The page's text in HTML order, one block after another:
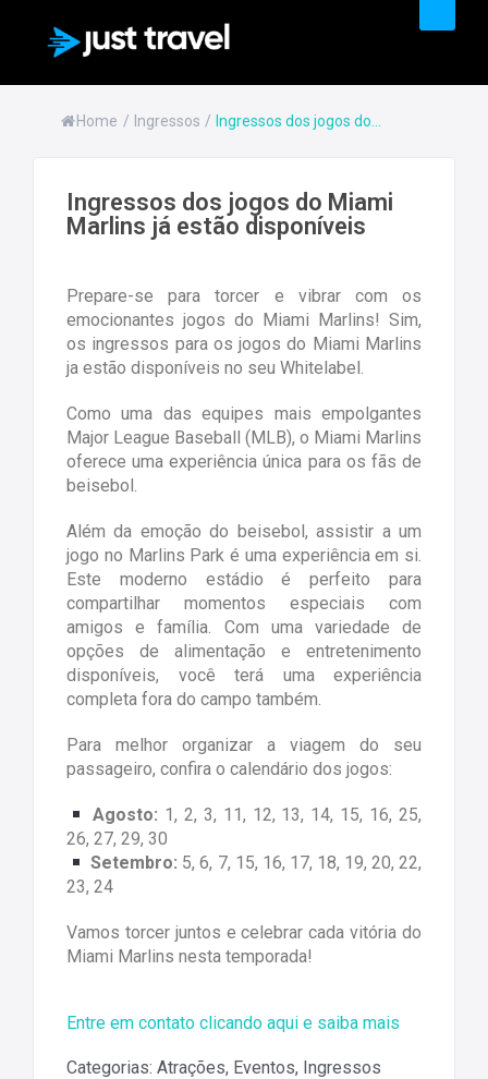
Home / Ingressos / Ingressos dos jogos do...
Ingressos dos jogos do Miami
Marlins já estão disponíveis
Prepare-se para torcer e vibrar com os
emocionantes jogos do Miami Marlins! Sim,
os ingressos para os jogos do Miami Marlins
ja estão disponíveis no seu Whitelabel.
Como uma das equipes mais empolgantes
Major League Baseball (MLB), o Miami Marlins
oferece uma experiência única para os fãs de
beisebol.
Além da emoção do beisebol, assistir a um
jogo no Marlins Park é uma experiência em si.
Este moderno estádio é perfeito para
compartilhar momentos especiais com
amigos e família. Com uma variedade de
opções de alimentação e entretenimento
disponíveis, você terá uma experiência
completa fora do campo também.
Para melhor organizar a viagem do seu
passageiro, confira o calendário dos jogos:
Agosto: 1, 2, 3, 11, 12, 13, 14, 15, 16, 25,
26, 27, 29, 30
Setembro: 5, 6, 7, 15, 16, 17, 18, 19, 20, 22,
23, 24
Vamos torcer juntos e celebrar cada vitória do
Miami Marlins nesta temporada!
Entre em contato clicando aqui e saiba mais
Categorias: Atrações, Eventos, Ingressos